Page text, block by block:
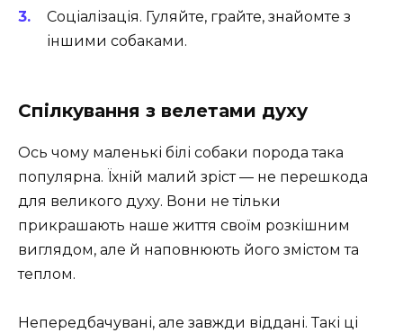
Соціалізація. Гуляйте, грайте, знайомте з
іншими собаками.
Спілкування з велетами духу
Ось чому маленькі білі собаки порода така
популярна. Їхній малий зріст — не перешкода
для великого духу. Вони не тільки
прикрашають наше життя своїм розкішним
виглядом, але й наповнюють його змістом та
теплом.
Непередбачувані, але завжди віддані. Такі ці